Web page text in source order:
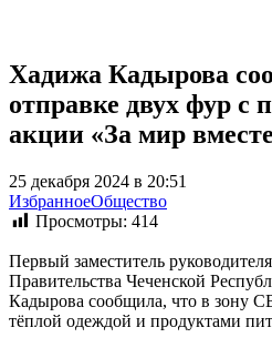
Хадижа Кадырова
отправке двух фур с
акции «За мир
25 декабря 2024 в 20:51
ИзбранноеОбщество
Просмотры: 414
Первый заместитель
Правительства Чеченской
Кадырова сообщила, что в зону
тёплой одеждой и продуктами